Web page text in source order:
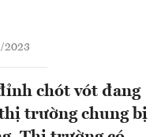
2023
chót vót đang
trường chung bị